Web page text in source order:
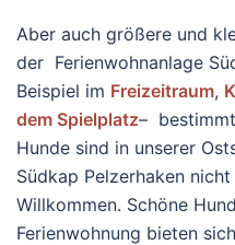
Aber auch größere und
der Ferienwohnanlage
Beispiel im Freizeitraum,
dem Spielplatz–
Hunde sind in unserer
Südkap Pelzerhaken
Willkommen. Schöne
Ferienwohnung bieten